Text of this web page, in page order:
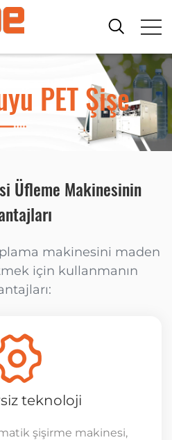
PET Şişe
Üfleme Makinesinin
makinesini maden
için kullanmanın
teknoloji
şişirme makinesi,